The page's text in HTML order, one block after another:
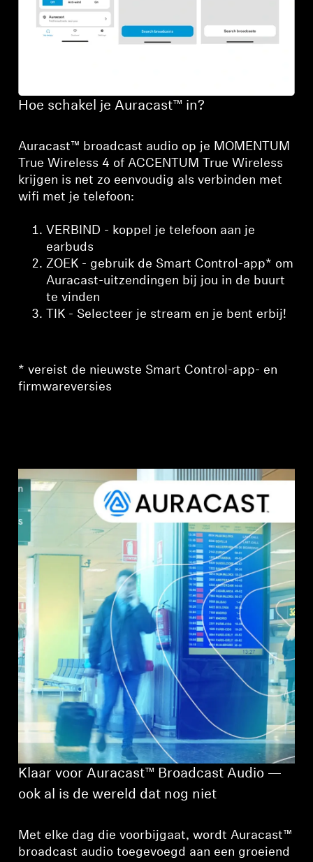
Hoe schakel je Auracast™ in?
Auracast™ broadcast audio op je MOMENTUM
True Wireless 4 of ACCENTUM True Wireless
krijgen is net zo eenvoudig als verbinden met
wifi met je telefoon:
VERBIND - koppel je telefoon aan je
earbuds
ZOEK - gebruik de Smart Control-app* om
Auracast-uitzendingen bij jou in de buurt
te vinden
TIK - Selecteer je stream en je bent erbij!
* vereist de nieuwste Smart Control-app- en
firmwareversies
Klaar voor Auracast™ Broadcast Audio —
ook al is de wereld dat nog niet
Met elke dag die voorbijgaat, wordt Auracast™
broadcast audio toegevoegd aan een groeiend